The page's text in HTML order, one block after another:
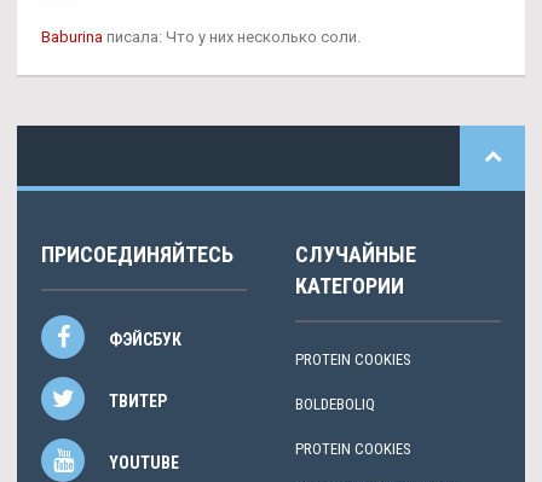
Baburina писала: Что у них несколько соли.
ПРИСОЕДИНЯЙТЕСЬ
ФЭЙСБУК
ТВИТЕР
YOUTUBE
СЛУЧАЙНЫЕ
КАТЕГОРИИ
PROTEIN COOKIES
BOLDEBOLIQ
PROTEIN COOKIES